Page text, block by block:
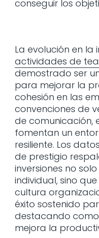
conseguir los
La evolución en la
actividades de
demostrado ser
para mejorar la
cohesión en las
convenciones de
de comunicación,
fomentan un
resiliente. Los
de prestigio
inversiones no
individual, sino
cultura
éxito sostenido
destacando
mejora la